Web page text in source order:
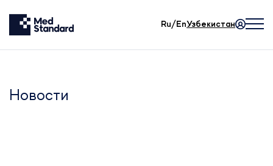
Ru/EnУзбекистан
Новости